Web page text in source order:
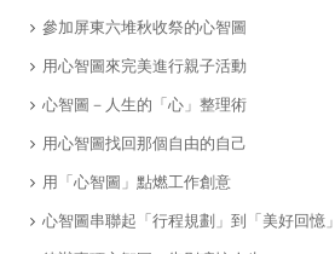
參加屏東六堆秋收祭的心智圖
用心智圖來完美進行親子活動
心智圖－人生的「心」整理術
用心智圖找回那個自由的自己
用「心智圖」點燃工作創意
心智圖串聯起「行程規劃」到「美好回憶」